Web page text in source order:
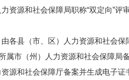
资源和社会保障局职称“双定向”
各县（市、区）人力资源和社会保
属市（州）人力资源和社会保障局
源和社会保障厅备案并生成电子证